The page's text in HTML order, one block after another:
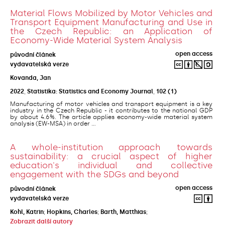
Material Flows Mobilized by Motor Vehicles and
Transport Equipment Manufacturing and Use in
the Czech Republic: an Application of
Economy-Wide Material System Analysis
původní článek
open access
vydavatelská verze
Kovanda, Jan
2022 Statistika: Statistics and Economy Journal 102 (1)
Manufacturing of motor vehicles and transport equipment is a key
industry in the Czech Republic - it contributes to the national GDP
by about 4.6%. The article applies economy-wide material system
analysis (EW-MSA) in order ...
A whole-institution approach towards
sustainability: a crucial aspect of higher
education's individual and collective
engagement with the SDGs and beyond
původní článek
open access
vydavatelská verze
Kohl, Katrin; Hopkins, Charles; Barth, Matthias;
Zobrazit další autory